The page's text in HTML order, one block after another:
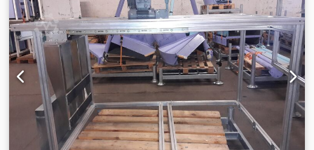
pneumatische stopper Optioneel verkrijgbaar: Steunen
Zijgeleiding aan één en beide zijden Frequentieomvormer
Prijzen netto plus BTW af magazijn Dr. Sonntag GmbH & Co
KG, 97076 Würzburg Neem gewoon contact met ons op
voor persoonlijk, deskundig advies. Neem gewoon
telefonisch of per e-mail contact met ons op. We helpen je
graag bij het plannen en realiseren van je projecten. We
kijken ernaar uit van u te horen. Met vriendelijke groet Uw
team bij Dr. Sonntag GmbH & Co. KG Uw specialist en
contactpersoon voor intralogistiek